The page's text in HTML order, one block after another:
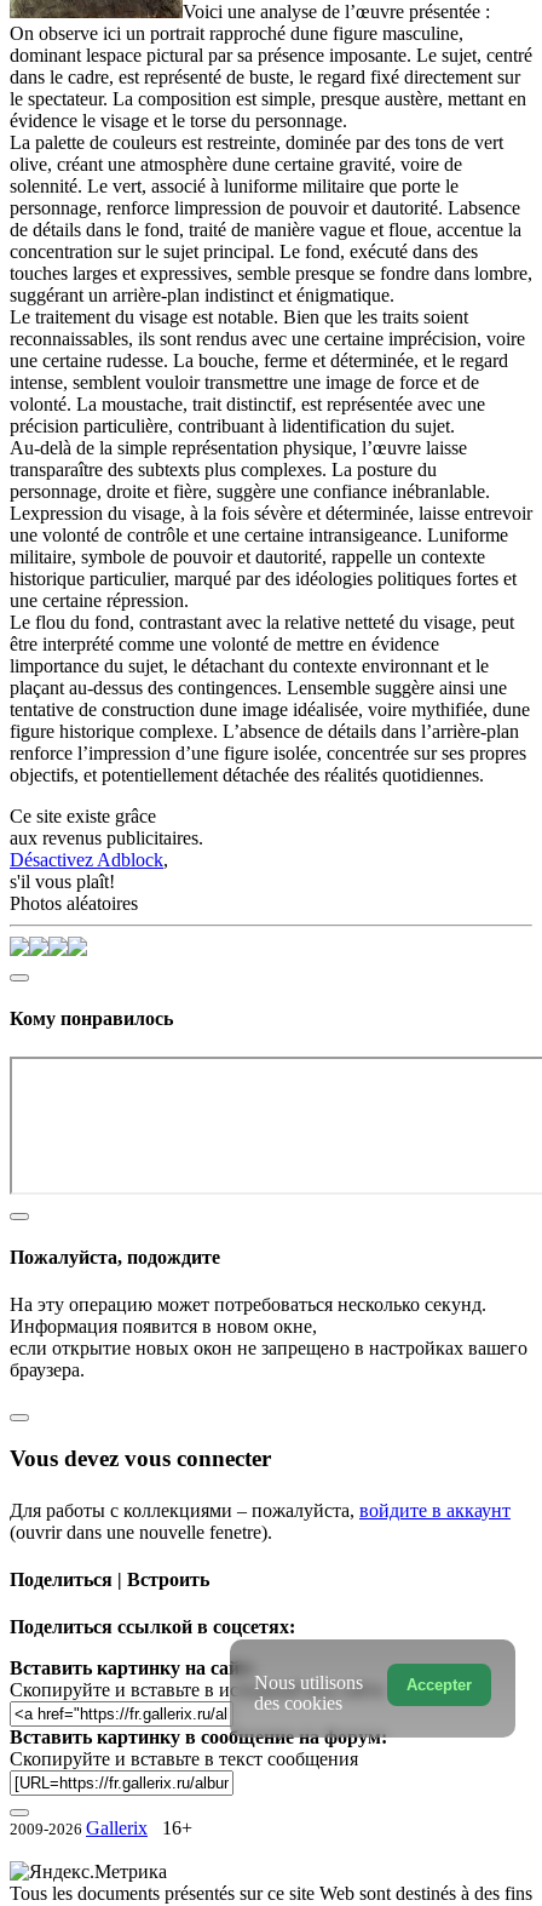
Voici une analyse de l’œuvre présentée :
On observe ici un portrait rapproché dune figure masculine,
dominant lespace pictural par sa présence imposante. Le sujet, centré
dans le cadre, est représenté de buste, le regard fixé directement sur
le spectateur. La composition est simple, presque austère, mettant en
évidence le visage et le torse du personnage.
La palette de couleurs est restreinte, dominée par des tons de vert
olive, créant une atmosphère dune certaine gravité, voire de
solennité. Le vert, associé à luniforme militaire que porte le
personnage, renforce limpression de pouvoir et dautorité. Labsence
de détails dans le fond, traité de manière vague et floue, accentue la
concentration sur le sujet principal. Le fond, exécuté dans des
touches larges et expressives, semble presque se fondre dans lombre,
suggérant un arrière-plan indistinct et énigmatique.
Le traitement du visage est notable. Bien que les traits soient
reconnaissables, ils sont rendus avec une certaine imprécision, voire
une certaine rudesse. La bouche, ferme et déterminée, et le regard
intense, semblent vouloir transmettre une image de force et de
volonté. La moustache, trait distinctif, est représentée avec une
précision particulière, contribuant à lidentification du sujet.
Au-delà de la simple représentation physique, l’œuvre laisse
transparaître des subtexts plus complexes. La posture du
personnage, droite et fière, suggère une confiance inébranlable.
Lexpression du visage, à la fois sévère et déterminée, laisse entrevoir
une volonté de contrôle et une certaine intransigeance. Luniforme
militaire, symbole de pouvoir et dautorité, rappelle un contexte
historique particulier, marqué par des idéologies politiques fortes et
une certaine répression.
Le flou du fond, contrastant avec la relative netteté du visage, peut
être interprété comme une volonté de mettre en évidence
limportance du sujet, le détachant du contexte environnant et le
plaçant au-dessus des contingences. Lensemble suggère ainsi une
tentative de construction dune image idéalisée, voire mythifiée, dune
figure historique complexe. L’absence de détails dans l’arrière-plan
renforce l’impression d’une figure isolée, concentrée sur ses propres
objectifs, et potentiellement détachée des réalités quotidiennes.
Ce site existe grâce
aux revenus publicitaires.
Désactivez Adblock,
s'il vous plaît!
Photos aléatoires
Кому понравилось
Пожалуйста, подождите
На эту операцию может потребоваться несколько секунд.
Информация появится в новом окне,
если открытие новых окон не запрещено в настройках вашего
браузера.
Vous devez vous connecter
Для работы с коллекциями – пожалуйста, войдите в аккаунт
(ouvrir dans une nouvelle fenetre).
Поделиться | Встроить
Поделиться ссылкой в соцсетях:
Вставить картинку на сайт:
Скопируйте и вставьте в исходный код сайта
Вставить картинку в сообщение на форум:
Скопируйте и вставьте в текст сообщения
2009-2026 Gallerix 16+
Tous les documents présentés sur ce site Web sont destinés à des fins
Accepter
Nous utilisons
des cookies